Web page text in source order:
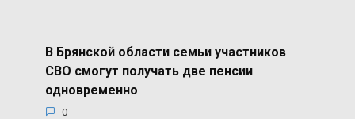
В Брянской области семьи участников
СВО смогут получать две пенсии
одновременно
0